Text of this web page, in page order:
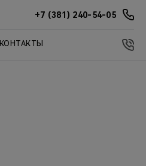
+7 (381) 240-54-05
КОНТАКТЫ